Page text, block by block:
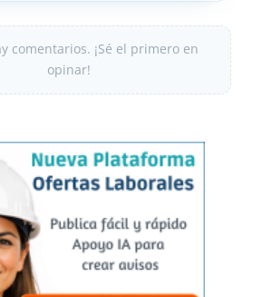
comentarios. ¡Sé el primero en
opinar!